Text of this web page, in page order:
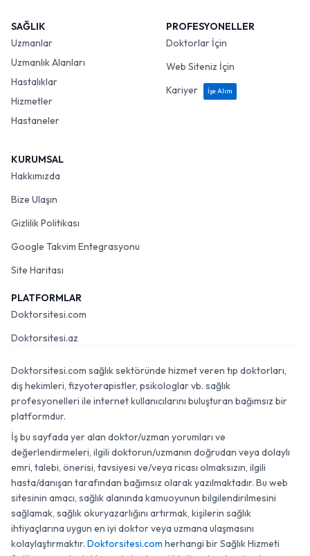
SAĞLIK
Uzmanlar
Uzmanlık Alanları
Hastalıklar
Hizmetler
Hastaneler
PROFESYONELLER
Doktorlar İçin
Web Siteniz İçin
Kariyer
İşe Alım
KURUMSAL
Hakkımızda
Bize Ulaşın
Gizlilik Politikası
Google Takvim Entegrasyonu
Site Haritası
PLATFORMLAR
Doktorsitesi.com
Doktorsitesi.az
Doktorsitesi.com sağlık sektöründe hizmet veren tıp doktorları,
diş hekimleri, fizyoterapistler, psikologlar vb. sağlık
profesyonelleri ile internet kullanıcılarını buluşturan bağımsız bir
platformdur.
İş bu sayfada yer alan doktor/uzman yorumları ve
değerlendirmeleri, ilgili doktorun/uzmanın doğrudan veya dolaylı
emri, talebi, önerisi, tavsiyesi ve/veya ricası olmaksızın, ilgili
hasta/danışan tarafından bağımsız olarak yazılmaktadır. Bu web
sitesinin amacı, sağlık alanında kamuoyunun bilgilendirilmesini
sağlamak, sağlık okuryazarlığını artırmak, kişilerin sağlık
ihtiyaçlarına uygun en iyi doktor veya uzmana ulaşmasını
kolaylaştırmaktır. Doktorsitesi.com herhangi bir Sağlık Hizmeti